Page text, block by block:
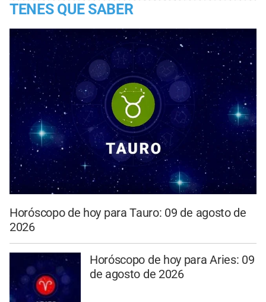
TENES QUE SABER
Horóscopo de hoy para Tauro: 09 de agosto de
2026
Horóscopo de hoy para Aries: 09
de agosto de 2026